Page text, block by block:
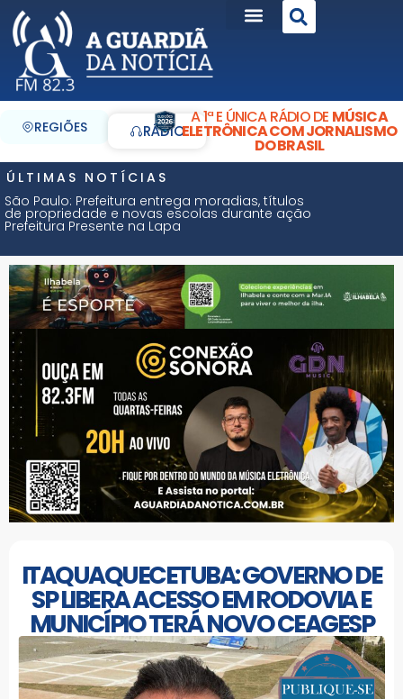
REGIÕES RÁDIO
A 1ª E ÚNICA RÁDIO DE MÚSICA
ELETRÔNICA COM JORNALISMO
DO BRASIL
ÚLTIMAS NOTÍCIAS
São Paulo: Prefeitura entrega moradias, títulos
de propriedade e novas escolas durante ação
Prefeitura Presente na Lapa
ITAQUAQUECETUBA: GOVERNO DE
SP LIBERA ACESSO EM RODOVIA E
MUNICÍPIO TERÁ NOVO CEAGESP